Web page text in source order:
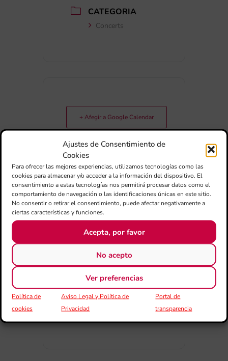
Ajustes de Consentimiento de
Cookies
Para ofrecer las mejores experiencias, utilizamos tecnologías como las
cookies para almacenar y/o acceder a la información del dispositivo. El
consentimiento a estas tecnologías nos permitirá procesar datos como el
comportamiento de navegación o las identificaciones únicas en este sitio.
No consentir o retirar el consentimiento, puede afectar negativamente a
ciertas características y funciones.
Acepta, por favor
No acepto
Ver preferencias
Política de
cookies
Aviso Legal y Política de
Privacidad
Portal de
transparencia
CATEGORIA
Concerts
+ Afegir a Google Calendar
Exportar + iCal / Outlook
COMPARTIR
ESDEVENIMENT